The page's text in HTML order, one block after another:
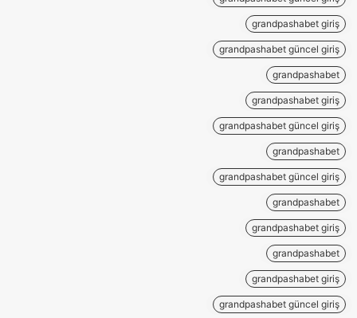
grandpashabet giriş
grandpashabet güncel giriş
grandpashabet
grandpashabet giriş
grandpashabet güncel giriş
grandpashabet
grandpashabet güncel giriş
grandpashabet
grandpashabet giriş
grandpashabet
grandpashabet giriş
grandpashabet güncel giriş